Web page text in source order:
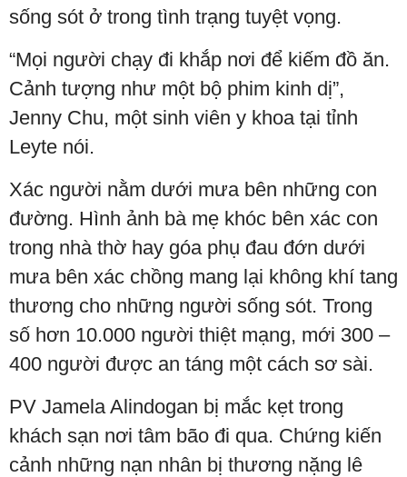
sống sót ở trong tình trạng tuyệt vọng.
“Mọi người chạy đi khắp nơi để kiếm đồ ăn.
Cảnh tượng như một bộ phim kinh dị”,
Jenny Chu, một sinh viên y khoa tại tỉnh
Leyte nói.
Xác người nằm dưới mưa bên những con
đường. Hình ảnh bà mẹ khóc bên xác con
trong nhà thờ hay góa phụ đau đớn dưới
mưa bên xác chồng mang lại không khí tang
thương cho những người sống sót. Trong
số hơn 10.000 người thiệt mạng, mới 300 –
400 người được an táng một cách sơ sài.
PV Jamela Alindogan bị mắc kẹt trong
khách sạn nơi tâm bão đi qua. Chứng kiến
cảnh những nạn nhân bị thương nặng lê